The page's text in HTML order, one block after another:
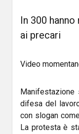
In 300
ai precari
Video
difesa del
con slogan
La protesta è